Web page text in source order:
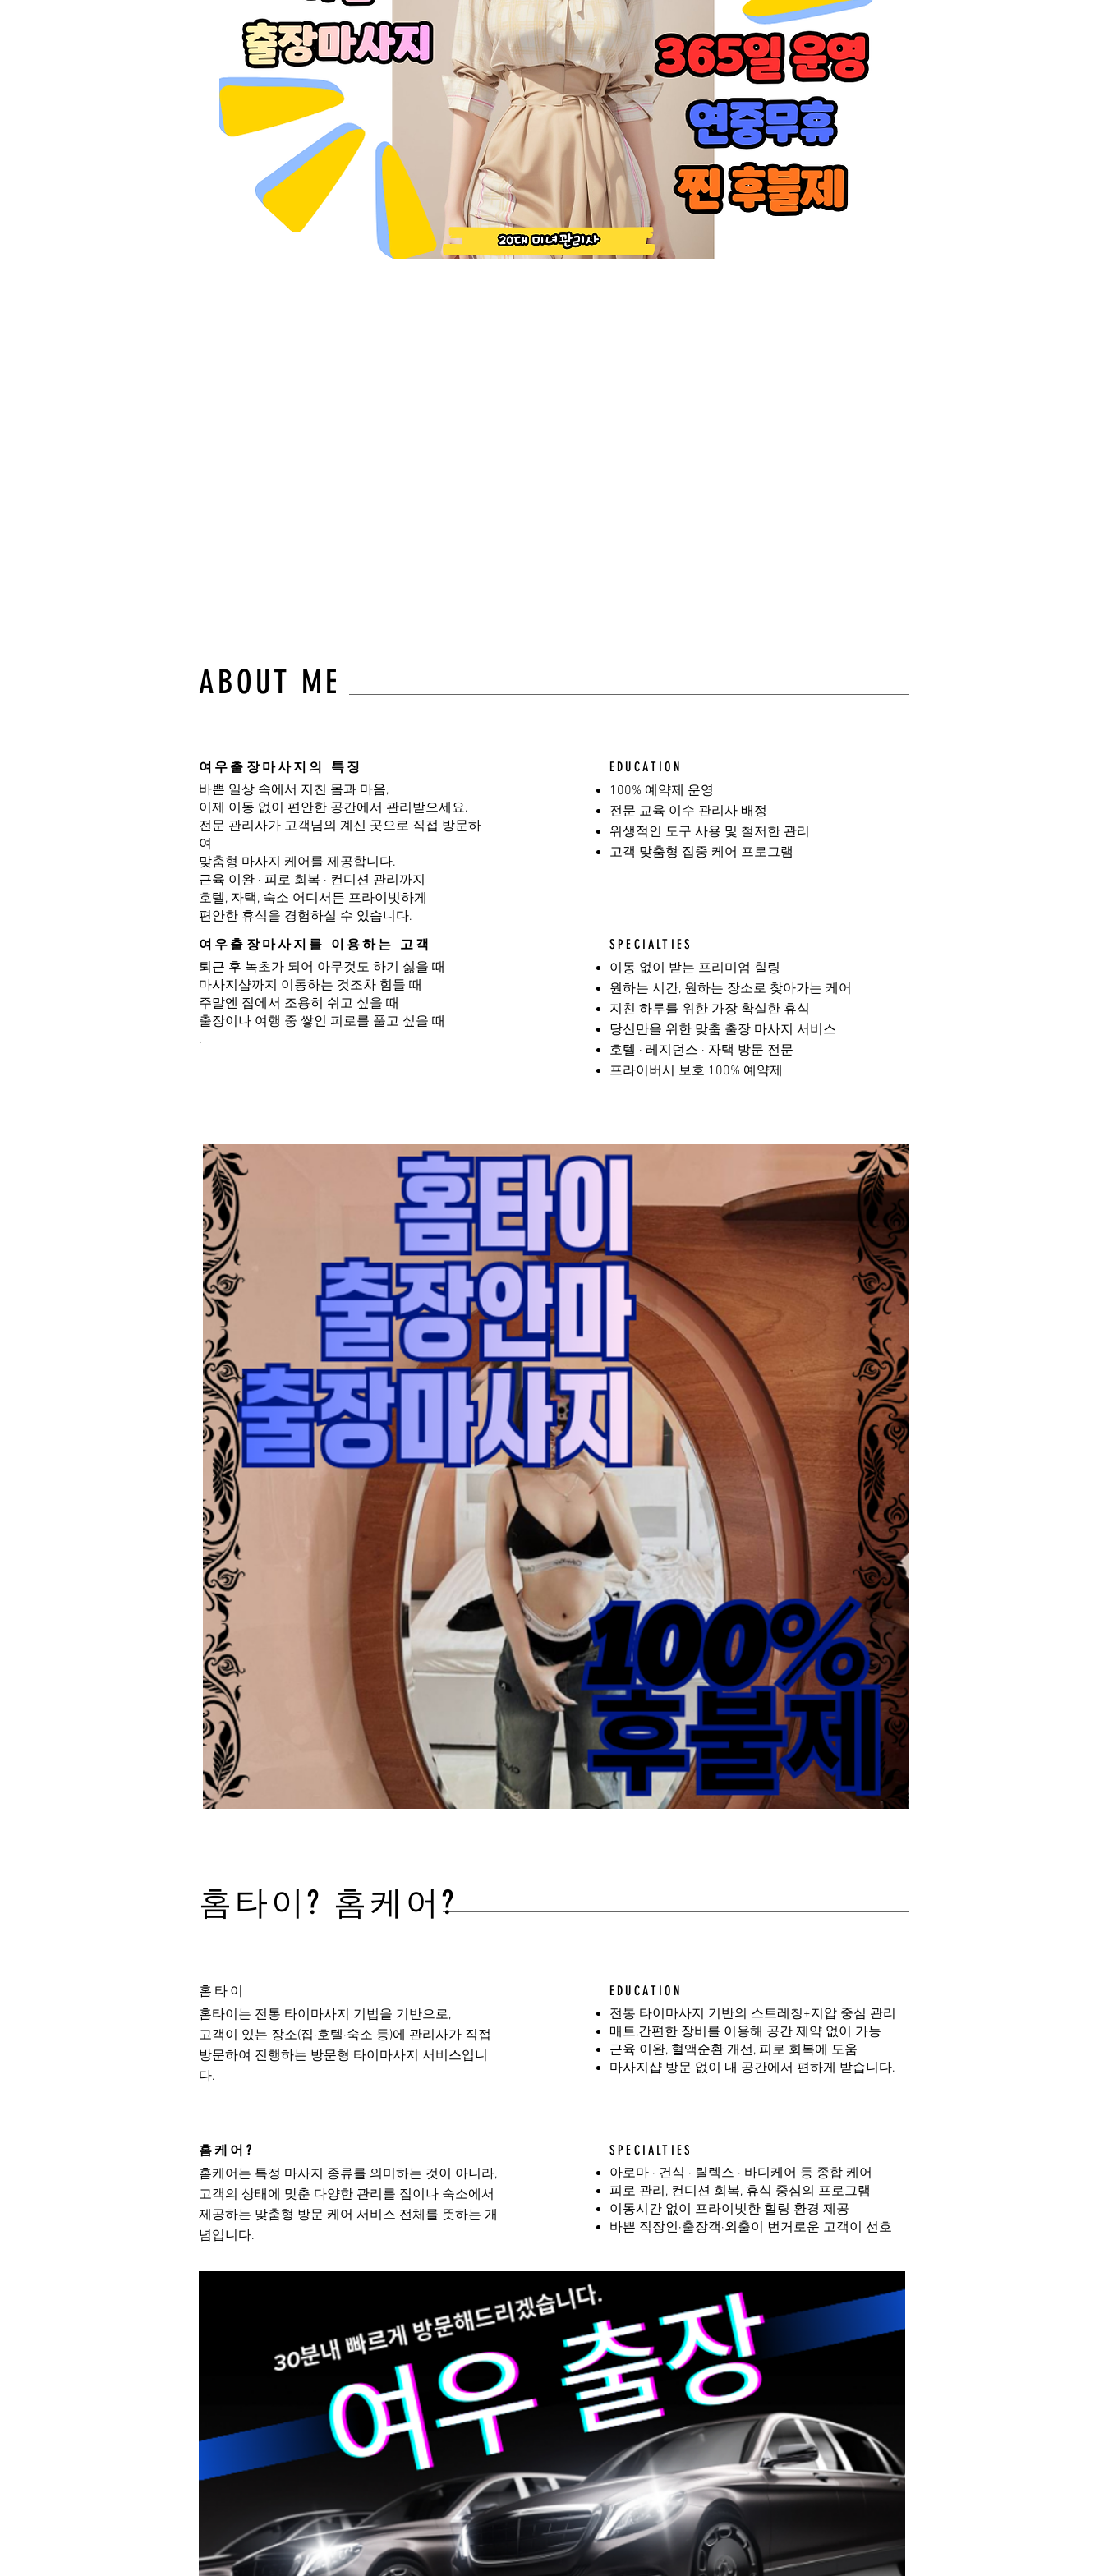
ABOUT ME
여우출장마사지의 특징
바쁜 일상 속에서 지친 몸과 마음,
이제 이동 없이 편안한 공간에서 관리받으세요.
전문 관리사가 고객님의 계신 곳으로 직접 방문하
여
맞춤형 마사지 케어를 제공합니다.
근육 이완 · 피로 회복 · 컨디션 관리까지
호텔, 자택, 숙소 어디서든 프라이빗하게
편안한 휴식을 경험하실 수 있습니다.
여우출장마사지를 이용하는 고객
퇴근 후 녹초가 되어 아무것도 하기 싫을 때
마사지샵까지 이동하는 것조차 힘들 때
주말엔 집에서 조용히 쉬고 싶을 때
출장이나 여행 중 쌓인 피로를 풀고 싶을 때
.
EDUCATION
100% 예약제 운영
전문 교육 이수 관리사 배정
위생적인 도구 사용 및 철저한 관리
고객 맞춤형 집중 케어 프로그램
SPECIALTIES
이동 없이 받는 프리미엄 힐링
원하는 시간, 원하는 장소로 찾아가는 케어
지친 하루를 위한 가장 확실한 휴식
당신만을 위한 맞춤 출장 마사지 서비스
호텔 · 레지던스 · 자택 방문 전문
프라이버시 보호 100% 예약제
홈타이? 홈케어?
홈타이
홈타이는 전통 타이마사지 기법을 기반으로,
고객이 있는 장소(집·호텔·숙소 등)에 관리사가 직접
방문하여 진행하는 방문형 타이마사지 서비스입니
다.
홈케어?
홈케어는 특정 마사지 종류를 의미하는 것이 아니라,
고객의 상태에 맞춘 다양한 관리를 집이나 숙소에서
제공하는 맞춤형 방문 케어 서비스 전체를 뜻하는 개
념입니다.
EDUCATION
전통 타이마사지 기반의 스트레칭+지압 중심 관리
매트,간편한 장비를 이용해 공간 제약 없이 가능
근육 이완, 혈액순환 개선, 피로 회복에 도움
마사지샵 방문 없이 내 공간에서 편하게 받습니다.
SPECIALTIES
아로마 · 건식 · 릴렉스 · 바디케어 등 종합 케어
피로 관리, 컨디션 회복, 휴식 중심의 프로그램
이동시간 없이 프라이빗한 힐링 환경 제공
바쁜 직장인·출장객·외출이 번거로운 고객이 선호